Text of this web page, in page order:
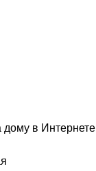
дому в Интернете